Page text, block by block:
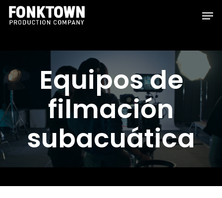
Skip
to
Equipos de
filmación
subacuática
Menu